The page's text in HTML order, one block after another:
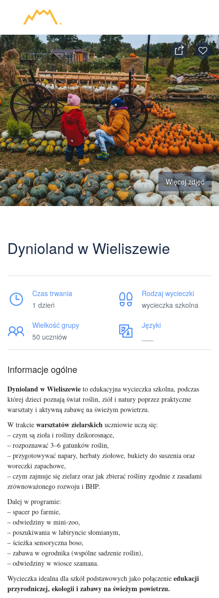
Więcej zdjęć
Dynioland w Wieliszewie
Czas trwania
1 dzień
Rodzaj wycieczki
wycieczka szkolna
Wielkość grupy
50 uczniów
Języki
Informacje ogólne
Dynioland w Wieliszewie to edukacyjna wycieczka szkolna, podczas
której dzieci poznają świat roślin, ziół i natury poprzez praktyczne
warsztaty i aktywną zabawę na świeżym powietrzu.
W trakcie warsztatów zielarskich uczniowie uczą się:
– czym są zioła i rośliny dzikorosnące,
– rozpoznawać 3–6 gatunków roślin,
– przygotowywać napary, herbaty ziołowe, bukiety do suszenia oraz
woreczki zapachowe,
– czym zajmuje się zielarz oraz jak zbierać rośliny zgodnie z zasadami
zrównoważonego rozwoju i BHP.
Dalej w programie:
– spacer po farmie,
– odwiedziny w mini-zoo,
– poszukiwania w labiryncie słomianym,
– ścieżka sensoryczna boso,
– zabawa w ogrodnika (wspólne sadzenie roślin),
– odwiedziny w wiosce szamana.
Wycieczka idealna dla szkół podstawowych jako połączenie edukacji
przyrodniczej, ekologii i zabawy na świeżym powietrzu.